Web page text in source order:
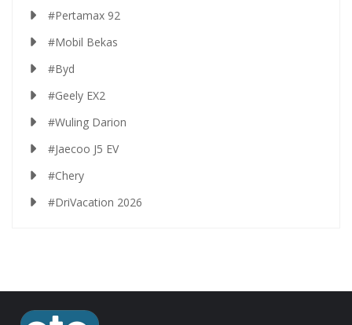
#Pertamax 92
#Mobil Bekas
#Byd
#Geely EX2
#Wuling Darion
#Jaecoo J5 EV
#Chery
#DriVacation 2026